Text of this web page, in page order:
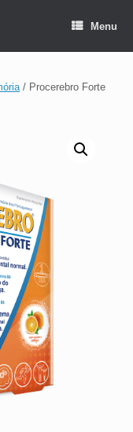
Menu
/ Procerebro Forte